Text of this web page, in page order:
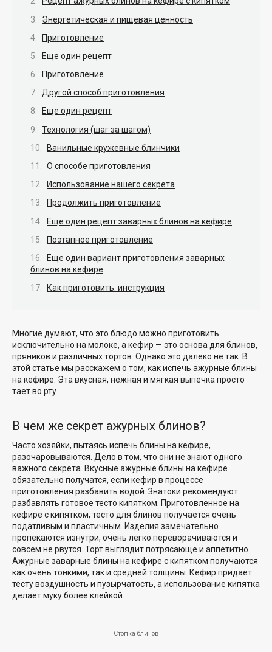
Энергетическая и пищевая ценность
Приготовление
Еще один рецепт
Приготовление
Другой способ приготовления
Еще один рецепт
Технология (шаг за шагом)
Ванильные кружевные блинчики
О способе приготовления
Использование нашего секрета
Продолжить приготовление
Еще один рецепт заварных блинов на кефире
Поэтапное приготовление
Еще один вариант приготовления заварных
блинов на кефире
Как приготовить: инструкция
Многие думают, что это блюдо можно приготовить
исключительно на молоке, а кефир — это основа для блинов,
пряников и различных тортов. Однако это далеко не так. В
этой статье мы расскажем о том, как испечь ажурные блины
на кефире. Эта вкусная, нежная и мягкая выпечка просто
тает во рту.
В чем же секрет ажурных блинов?
Часто хозяйки, пытаясь испечь блины на кефире,
разочаровываются. Дело в том, что они не знают одного
важного секрета. Вкусные ажурные блины на кефире
обязательно получатся, если кефир в процессе
приготовления разбавить водой. Знатоки рекомендуют
разбавлять готовое тесто кипятком. Приготовленное на
кефире с кипятком, тесто для блинов получается очень
податливым и пластичным. Изделия замечательно
пропекаются изнутри, очень легко переворачиваются и
совсем не рвутся. Торт выглядит потрясающе и аппетитно.
Ажурные заварные блины на кефире с кипятком получаются
как очень тонкими, так и средней толщины. Кефир придает
тесту воздушность и пузырчатость, а использование кипятка
делает муку более клейкой.
Стопка блинов